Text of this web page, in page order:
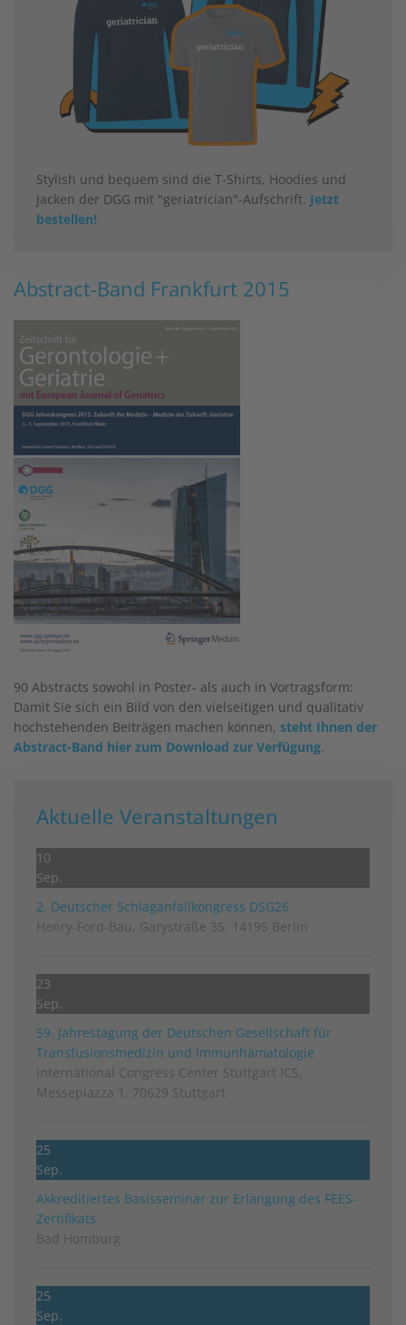
Stylish und bequem sind die T-Shirts, Hoodies und
Jacken der DGG mit "geriatrician"-Aufschrift. Jetzt
bestellen!
Abstract-Band Frankfurt 2015
90 Abstracts sowohl in Poster- als auch in Vortragsform:
Damit Sie sich ein Bild von den vielseitigen und qualitativ
hochstehenden Beiträgen machen können, steht Ihnen der
Abstract-Band hier zum Download zur Verfügung.
Aktuelle Veranstaltungen
10
Sep.
2. Deutscher Schlag­anfall­kongress DSG26
Henry-Ford-Bau, Garystraße 35, 14195 Berlin
23
Sep.
59. Jahrestagung der Deutschen Gesellschaft für
Transfusionsmedizin und Immunhämatologie
International Congress Center Stuttgart ICS,
Messepiazza 1, 70629 Stuttgart
25
Sep.
Akkreditiertes Basisseminar zur Erlangung des FEES-
Zertifikats
Bad Homburg
25
Sep.